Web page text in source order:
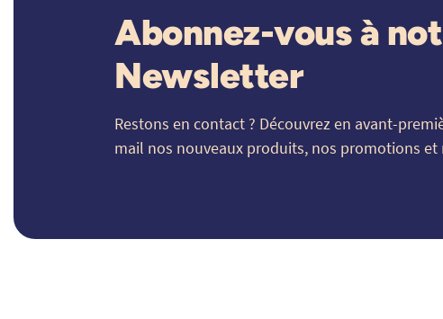
Abonnez-vous à
Newsletter
Restons en contact ? Découvrez en avant-
mail nos nouveaux produits, nos promotions